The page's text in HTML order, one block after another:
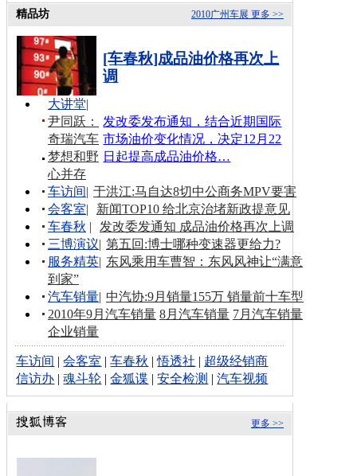
更多 >>
2010广州车展
精品坊
[车春秋]成品油价格再次上
调
发改委发布通知，结合近期国际
市场油价变化情况，决定12月22
日起提高成品油价格…
大讲堂|
尹同跃：
奇瑞汽车
梦想和野
心并存
车访间| 于洪江:马自达8切中公商务MPV要害
会客室|
新闻TOP10 给北京治堵新政提意见
车春秋 |
发改委发通知 成品油价格再次上调
三博演议| 第五回:博士哪种变速器更给力?
服务精英| 东风乘用车曹智：东风风神让“满意
到家”
汽车销量| 中汽协:9月销量155万 销量前十车型
2010年9月汽车销量 8月汽车销量 7月汽车销量
企业销量
车访间 |会客室 |车春秋 |悟透社 | 超级经销商
信访办 |魂斗轮 |金狐谍 |安全检测 |汽车视频
更多 >>